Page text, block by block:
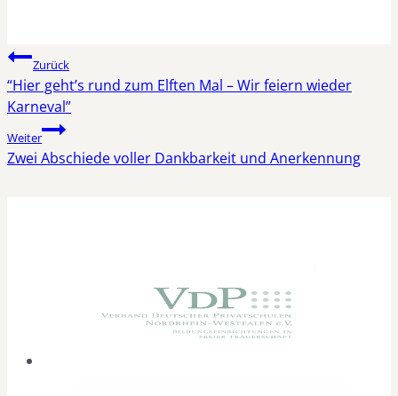
Beitragsnavigation
Zurück
“Hier geht’s rund zum Elften Mal – Wir feiern wieder
Karneval”
Weiter
Zwei Abschiede voller Dankbarkeit und Anerkennung